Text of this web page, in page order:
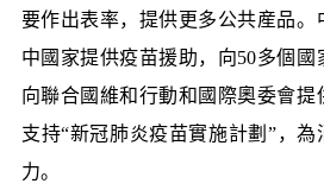
要作出表率，提供更多公共産品。
中國家提供疫苗援助，向50多個
向聯合國維和行動和國際奧委會提
支持“新冠肺炎疫苗實施計劃”，為
力。